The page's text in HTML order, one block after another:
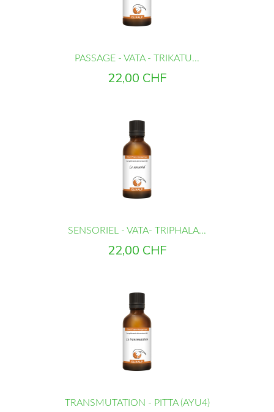
PASSAGE - VATA - TRIKATU...
Prix
22,00 CHF
SENSORIEL - VATA- TRIPHALA...
Prix
22,00 CHF
TRANSMUTATION - PITTA (AYU4)